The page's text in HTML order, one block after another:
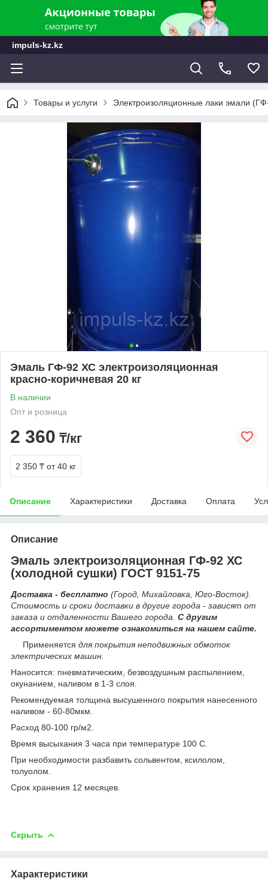
impuls-kz.kz
Товары и услуги Электроизоляционные лаки эмали
Эмаль ГФ-92 ХС электроизоляционная
красно-коричневая 20 кг
В наличии
Опт и розница
2 360 ₸/кг
2 350 ₸ от 40 кг
Описание Характеристики Доставка Оплата
Описание
Эмаль электроизоляционная ГФ-92 ХС
(холодной сушки) ГОСТ 9151-75
Доставка - бесплатно (Город, Михайловка, Юго-Восток).
Стоимость и сроки доставки в другие города - зависят от
заказа и отдаленности Вашего города. С другим
ассортиментом можете ознакомиться на нашем сайте.
Применяется для покрытия неподвижных обмоток
электрических машин.
Наносится: пневматическим, безвоздушным распылением,
окунанием, наливом в 1-3 слоя.
Рекомендуемая толщина высушенного покрытия нанесенного
наливом - 60-80мкм.
Расход 80-100 гр/м2.
Время высыхания 3 часа при температуре 100 С.
При необходимости разбавить сольвентом, ксилолом,
толуолом.
Срок хранения 12 месяцев.
Скрыть
Характеристики